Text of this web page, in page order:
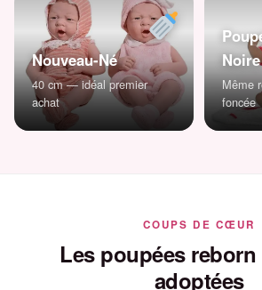
Nouveau-Né
40 cm — idéal premier
achat
Noire
Même
foncée
COUPS DE CŒUR
Les poupées
adoptées